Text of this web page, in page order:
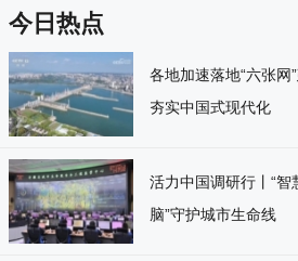
今日热点
各地加速落地“六张网
夯实中国式现代化
活力中国调研行丨“智
脑”守护城市生命线